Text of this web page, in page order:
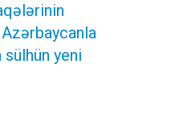
sülhün yeni